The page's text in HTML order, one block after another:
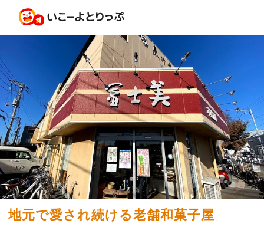
地元で愛され続ける老舗和菓子屋